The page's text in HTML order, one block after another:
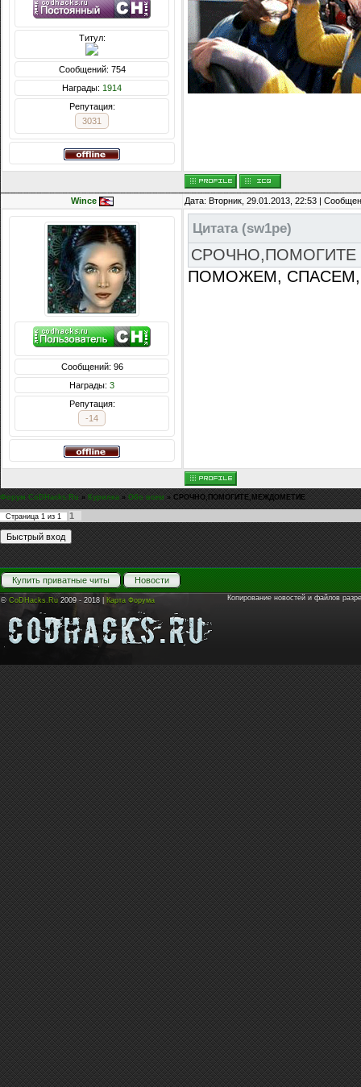
Титул:
Сообщений: 754
Награды: 1914
Репутация:
3031
Wince Дата: Вторник, 29.01.2013, 22:53 |
Сообщений: 96
Награды: 3
Репутация:
-14
Цитата(sw1pe)
СРОЧНО,ПОМОГИТЕ
ПОМОЖЕМ,
Форум CoDHacks.Ru » Курилка » Обо всем » СРОЧНО,ПОМОГИТЕ,МЕЖДОМЕТИЕ
Страница 1 из 1 1
Купить приватные читы Новости
© CoDHacks.Ru 2009 - 2018 | Карта Форума Копирование новостей и файлов